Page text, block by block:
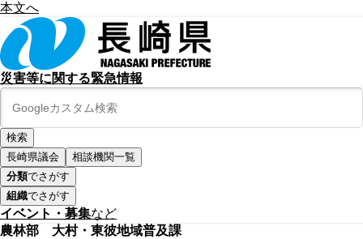
本文へ
災害等に関する緊急情報
長崎県議会
相談機関一覧
分類でさがす
組織でさがす
イベント・募集など
農林部 大村・東彼地域普及課